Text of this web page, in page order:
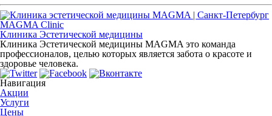
MAGMA Clinic
Клиника Эстетической медицины
Клиника Эстетической медицины MAGMA это команда
профессионалов, целью которых является забота о красоте и
здоровье человека.
Навигация
Акции
Услуги
Цены